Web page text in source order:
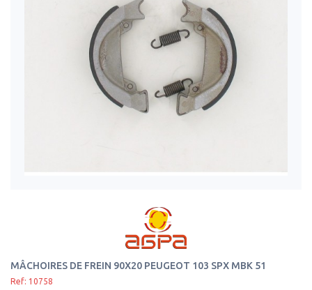
MÂCHOIRES DE FREIN 90X20 PEUGEOT 103 SPX MBK 51
Ref: 10758